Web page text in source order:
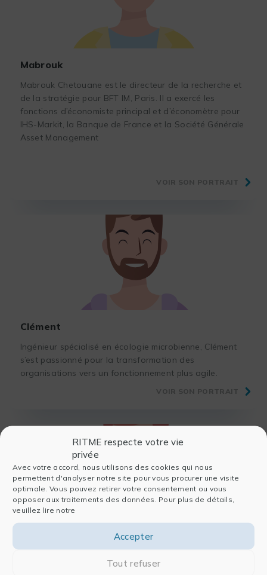
RITME respecte votre vie
privée
Avec votre accord, nous utilisons des cookies qui nous
permettent d'analyser notre site pour vous procurer une visite
optimale. Vous pouvez retirer votre consentement ou vous
opposer aux traitements des données. Pour plus de détails,
veuillez lire notre
Accepter
Tout refuser
Mabrouk
Mabrouk Chetouane est le directeur de la recherche et
de la stratégie pour BFT IM, Paris. Il a exercé les
fonctions d’économiste principal et d’économètre pour
IHS-Markit, la Banque de France et la Société Générale
Asset Management
VOIR SON PORTRAIT
Clément
Ingénieur spécialisé en écologie microbienne, Clément
s’est passionné pour la transformation des
organisations vers un fonctionnement plus agile.
VOIR SON PORTRAIT
Jonathan soutient les chercheurs dans leurs projets en